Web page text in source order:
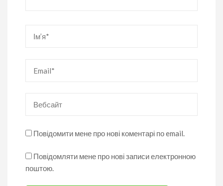
Повідомити мене про нові коментарі по email.
Повідомляти мене про нові записи електронною
поштою.